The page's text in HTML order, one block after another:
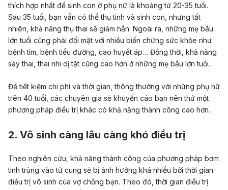
thích hợp nhất để sinh con ở phụ nữ là khoảng từ 20-35 tuổi.
Sau 35 tuổi, bạn vẫn có thể thụ tinh và sinh con, nhưng tất
nhiên, khả năng thụ thai sẽ giảm hẳn. Ngoài ra, những mẹ bầu
lớn tuổi cũng phải đối mặt với nhiều biến chứng sức khỏe như
bệnh tim, bệnh tiểu đường, cao huyết áp… Đồng thời, khả năng
sảy thai, thai nhi dị tật cũng cao hơn ở những mẹ bầu lớn tuổi.
Để tiết kiệm chi phí và thời gian, thông thường với những phụ nữ
trên 40 tuổi, các chuyên gia sẽ khuyến cáo bạn nên thử một
phương pháp điều trị khác có khả năng thành công cao hơn.
2. Vô sinh càng lâu càng khó điều trị
Theo nghiên cứu, khả năng thành công của phương pháp bơm
tinh trùng vào tử cung sẽ bị ảnh hưởng khá nhiều bởi thời gian
điều trị vô sinh của vợ chồng bạn. Theo đó, thời gian điều trị